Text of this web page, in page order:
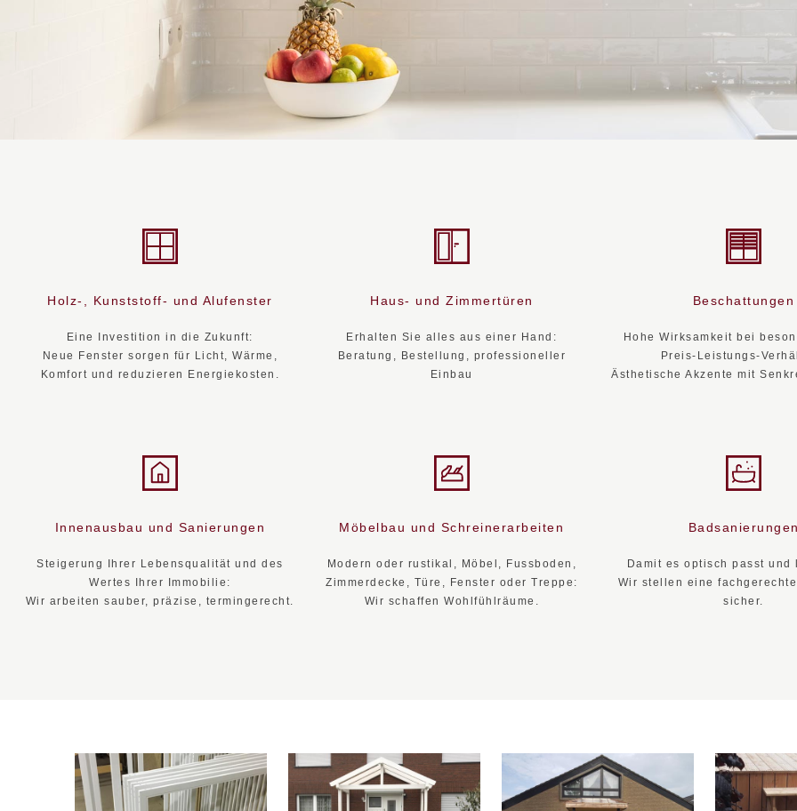
Holz-, Kunststoff- und Alufenster
Eine Investition in die Zukunft:
Neue Fenster sorgen für Licht, Wärme,
Komfort und reduzieren Energiekosten.
Haus- und Zimmertüren
Erhalten Sie alles aus einer Hand:
Beratung, Bestellung, professioneller
Einbau
Beschattungen
Hohe Wirksamkeit bei
Preis-Leistungs-
Ästhetische Akzente mit
Innenausbau und Sanierungen
Steigerung Ihrer Lebensqualität und des
Wertes Ihrer Immobilie:
Wir arbeiten sauber, präzise, termingerecht.
Möbelbau und Schreinerarbeiten
Modern oder rustikal, Möbel, Fussboden,
Zimmerdecke, Türe, Fenster oder Treppe:
Wir schaffen Wohlfühlräume.
Badsanierungen
Damit es optisch passt und
Wir stellen eine
sicher.